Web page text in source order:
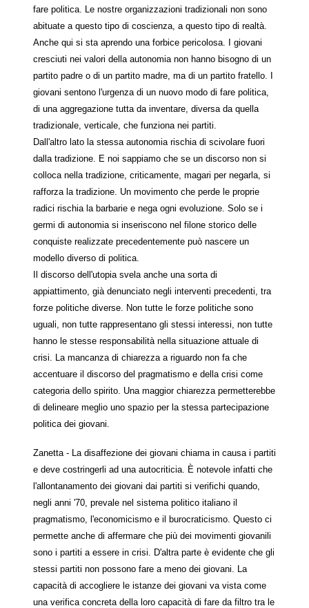
fare politica. Le nostre organizzazioni tradizionali non sono
abituate a questo tipo di coscienza, a questo tipo di realtà.
Anche qui si sta aprendo una forbice pericolosa. I giovani
cresciuti nei valori della autonomia non hanno bisogno di un
partito padre o di un partito madre, ma di un partito fratello. I
giovani sentono l'urgenza di un nuovo modo di fare politica,
di una aggregazione tutta da inventare, diversa da quella
tradizionale, verticale, che funziona nei partiti.
Dall'altro lato la stessa autonomia rischia di scivolare fuori
dalla tradizione. E noi sappiamo che se un discorso non si
colloca nella tradizione, criticamente, magari per negarla, si
rafforza la tradizione. Un movimento che perde le proprie
radici rischia la barbarie e nega ogni evoluzione. Solo se i
germi di autonomia si inseriscono nel filone storico delle
conquiste realizzate precedentemente può nascere un
modello diverso di politica.
Il discorso dell'utopia svela anche una sorta di
appiattimento, già denunciato negli interventi precedenti, tra
forze politiche diverse. Non tutte le forze politiche sono
uguali, non tutte rappresentano gli stessi interessi, non tutte
hanno le stesse responsabilità nella situazione attuale di
crisi. La mancanza di chiarezza a riguardo non fa che
accentuare il discorso del pragmatismo e della crisi come
categoria dello spirito. Una maggior chiarezza permetterebbe
di delineare meglio uno spazio per la stessa partecipazione
politica dei giovani.
Zanetta - La disaffezione dei giovani chiama in causa i partiti
e deve costringerli ad una autocriticia. È notevole infatti che
l'allontanamento dei giovani dai partiti si verifichi quando,
negli anni '70, prevale nel sistema politico italiano il
pragmatismo, l'economicismo e il burocraticismo. Questo ci
permette anche di affermare che più dei movimenti giovanili
sono i partiti a essere in crisi. D'altra parte è evidente che gli
stessi partiti non possono fare a meno dei giovani. La
capacità di accogliere le istanze dei giovani va vista come
una verifica concreta della loro capacità di fare da filtro tra le